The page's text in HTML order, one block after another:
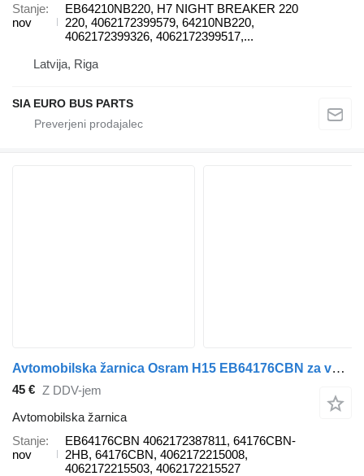
Stanje
nov
EB64210NB220, H7 NIGHT BREAKER 220
220, 4062172399579, 64210NB220,
4062172399326, 4062172399517,...
Latvija, Riga
SIA EURO BUS PARTS
Avtomobilska žarnica Osram H15 EB64176CBN za vozilo
45 € Z DDV-jem
Avtomobilska žarnica
Stanje
nov
EB64176CBN 4062172387811, 64176CBN-
2HB, 64176CBN, 4062172215008,
4062172215503, 4062172215527